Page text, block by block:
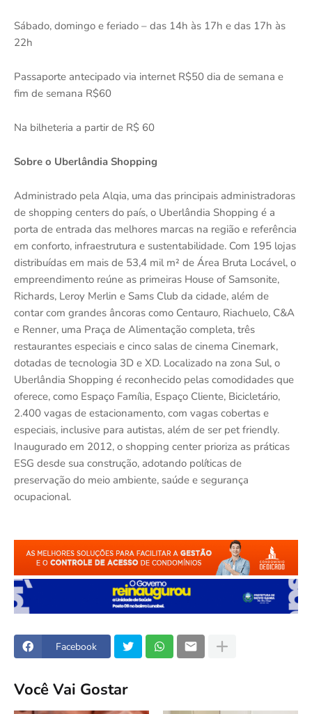
Sábado, domingo e feriado – das 14h às 17h e das 17h às
22h
Passaporte antecipado via internet R$50 dia de semana e
fim de semana R$60
Na bilheteria a partir de R$ 60
Sobre o Uberlândia Shopping
Administrado pela Alqia, uma das principais administradoras
de shopping centers do país, o Uberlândia Shopping é a
porta de entrada das melhores marcas na região e referência
em conforto, infraestrutura e sustentabilidade. Com 195 lojas
distribuídas em mais de 53,4 mil m² de Área Bruta Locável, o
empreendimento reúne as primeiras House of Samsonite,
Richards, Leroy Merlin e Sams Club da cidade, além de
contar com grandes âncoras como Centauro, Riachuelo, C&A
e Renner, uma Praça de Alimentação completa, três
restaurantes especiais e cinco salas de cinema Cinemark,
dotadas de tecnologia 3D e XD. Localizado na zona Sul, o
Uberlândia Shopping é reconhecido pelas comodidades que
oferece, como Espaço Família, Espaço Cliente, Bicicletário,
2.400 vagas de estacionamento, com vagas cobertas e
especiais, inclusive para autistas, além de ser pet friendly.
Inaugurado em 2012, o shopping center prioriza as práticas
ESG desde sua construção, adotando políticas de
preservação do meio ambiente, saúde e segurança
ocupacional.
Facebook
Você Vai Gostar